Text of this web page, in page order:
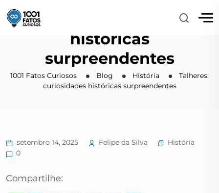
Talheres: curiosidades
históricas
surpreendentes
1001 Fatos Curiosos Blog História
Talheres:
curiosidades históricas surpreendentes
setembro 14, 2025 Felipe da Silva
História
0
Compartilhe: